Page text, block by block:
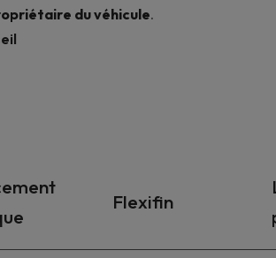
du véhicule.
Flexifin